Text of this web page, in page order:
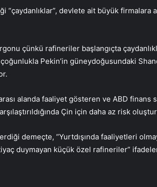
devlete ait büyük firmalara
çünkü rafineriler başlangıçta
Pekin’in güneydoğusundaki
alanda faaliyet gösteren ve ABD
Çin için daha az risk
demeçte, “Yurtdışında faaliyetleri
duymayan küçük özel rafineriler”